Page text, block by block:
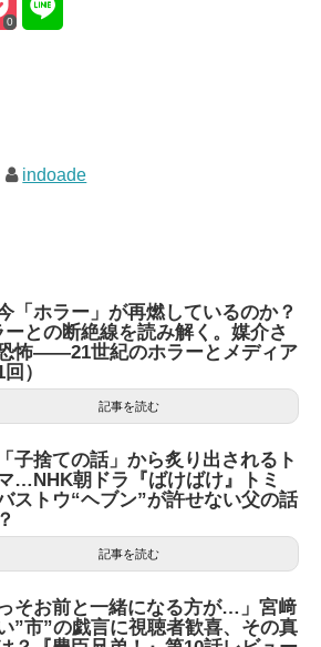
0
indoade
「ホラー」が再燃しているのか？
ーとの断絶線を読み解く。媒介さ
怖——21世紀のホラーとメディア
回）
記事を読む
子捨ての話」から炙り出されるト
…NHK朝ドラ『ばけばけ』トミ
ストウ“ヘブン”が許せない父の話
記事を読む
っそお前と一緒になる方が…」宮﨑
”市”の戯言に視聴者歓喜、その真